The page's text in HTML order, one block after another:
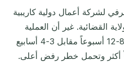
لشركة أعمال دولية كاريبية
القضائية. غير أن العملية
تستغرق عادةً وقتاً أطول (8-12 أسبوعاً مقابل 3-4 أسابيع
أكثر وتحمل خطر رفض أعلى.